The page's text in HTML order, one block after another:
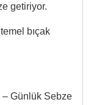
getiriyor.
bıçak
– Günlük Sebze